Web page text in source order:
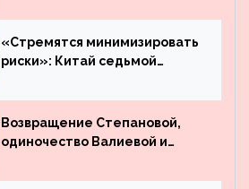
угнанную в Казахстан
машину
«Стремятся минимизировать
риски»: Китай седьмой
деньги из американского
госдолга
Возвращение Степановой,
одиночество Валиевой и
что обсуждают в мире